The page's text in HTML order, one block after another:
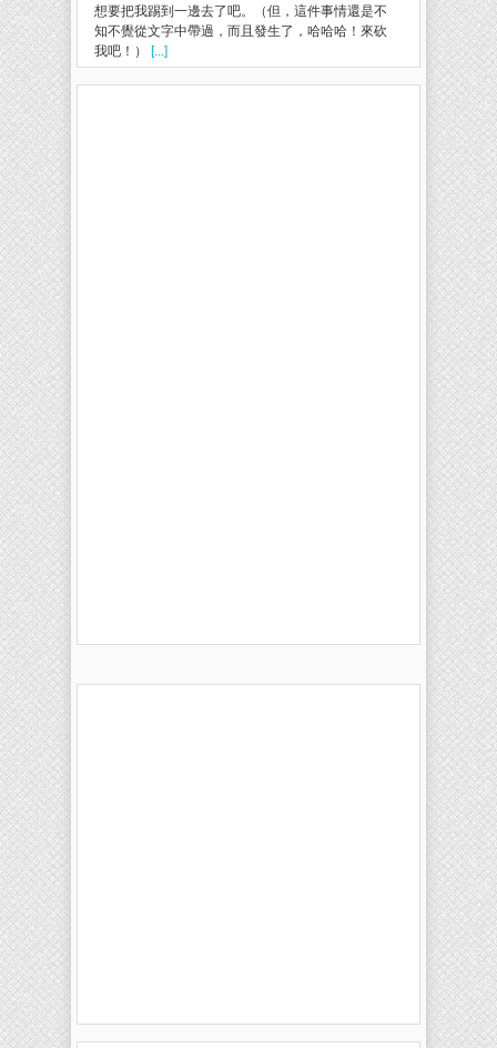
想要把我踢到一邊去了吧。（但，這件事情還是不
知不覺從文字中帶過，而且發生了，哈哈哈！來砍
我吧！） [...]